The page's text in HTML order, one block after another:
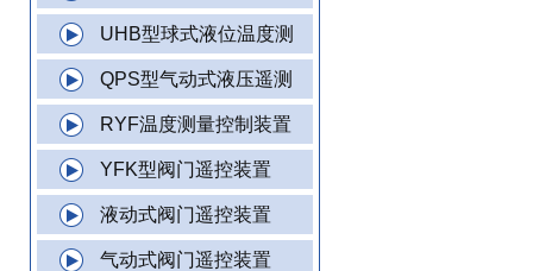
UHB型球式液位温度测
QPS型气动式液压遥测
RYF温度测量控制装置
YFK型阀门遥控装置
液动式阀门遥控装置
气动式阀门遥控装置